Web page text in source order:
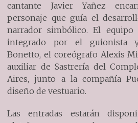
cantante Javier Yañez
personaje que guía el
narrador simbólico. El equipo
integrado por el guionista
Bonetto, el coreógrafo Alexis
auxiliar de Sastrería del
Aires, junto a la compañía
diseño de vestuario.
Las entradas estarán